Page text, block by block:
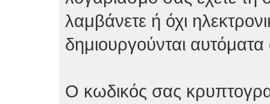
λαμβάνετε ή όχι
δημιουργούνται
Ο κωδικός σας